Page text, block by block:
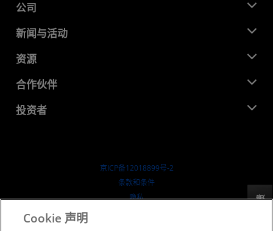
公司
关于 AMD
企业责任
就业机会
联系我们
新闻与活动
新闻中心
媒体库
资源
开发中心
成功案例
合作伙伴
AMD 合作伙伴中心
投资者
京ICP备12018899号-2
​条款和条件
隐私
反馈
Cookie 声明